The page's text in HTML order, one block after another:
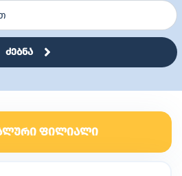
ძებნა
ფილიალი